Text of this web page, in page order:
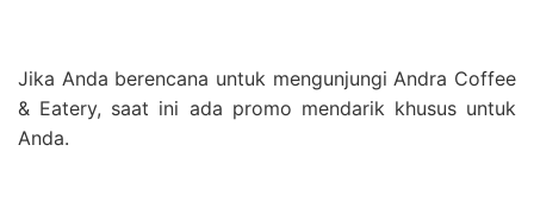
Jika Anda berencana untuk mengunjungi Andra Coffee
& Eatery, saat ini ada promo mendarik khusus untuk
Anda.